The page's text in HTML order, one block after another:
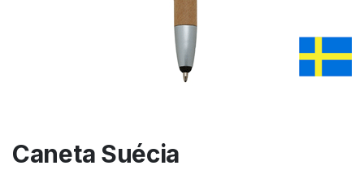
Caneta Suécia